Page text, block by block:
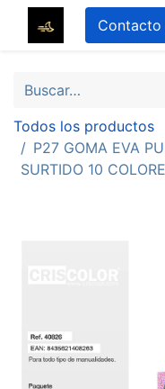
Contacto
Todos los productos
P27 GOMA EVA
SURTIDO 10